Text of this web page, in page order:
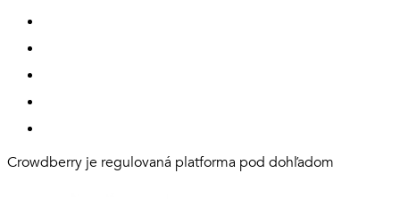
Crowdberry je regulovaná platforma pod dohľadom